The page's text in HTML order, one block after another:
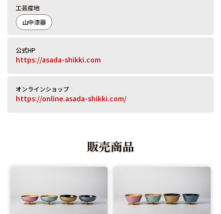
工芸産地
山中漆器
公式HP
https://asada-shikki.com
オンラインショップ
https://online.asada-shikki.com/
販売商品